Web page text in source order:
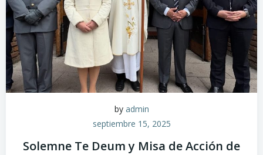
by admin
septiembre 15, 2025
Solemne Te Deum y Misa de Acción de